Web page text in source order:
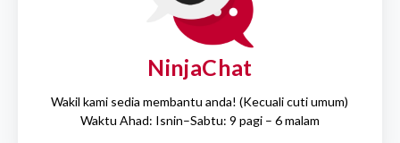
NinjaChat
Wakil kami sedia membantu anda! (Kecuali cuti umum)
Waktu Ahad: Isnin–Sabtu: 9 pagi – 6 malam